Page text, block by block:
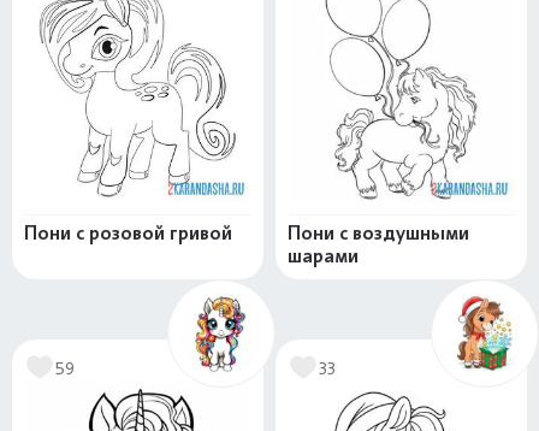
Пони с розовой гривой
Пони с воздушными
шарами
59 33